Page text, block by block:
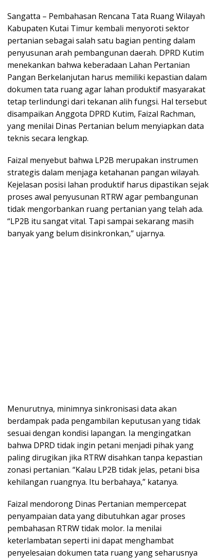
Sangatta – Pembahasan Rencana Tata Ruang Wilayah
Kabupaten Kutai Timur kembali menyoroti sektor
pertanian sebagai salah satu bagian penting dalam
penyusunan arah pembangunan daerah. DPRD Kutim
menekankan bahwa keberadaan Lahan Pertanian
Pangan Berkelanjutan harus memiliki kepastian dalam
dokumen tata ruang agar lahan produktif masyarakat
tetap terlindungi dari tekanan alih fungsi. Hal tersebut
disampaikan Anggota DPRD Kutim, Faizal Rachman,
yang menilai Dinas Pertanian belum menyiapkan data
teknis secara lengkap.
Faizal menyebut bahwa LP2B merupakan instrumen
strategis dalam menjaga ketahanan pangan wilayah.
Kejelasan posisi lahan produktif harus dipastikan sejak
proses awal penyusunan RTRW agar pembangunan
tidak mengorbankan ruang pertanian yang telah ada.
“LP2B itu sangat vital. Tapi sampai sekarang masih
banyak yang belum disinkronkan,” ujarnya.
Menurutnya, minimnya sinkronisasi data akan
berdampak pada pengambilan keputusan yang tidak
sesuai dengan kondisi lapangan. Ia mengingatkan
bahwa DPRD tidak ingin petani menjadi pihak yang
paling dirugikan jika RTRW disahkan tanpa kepastian
zonasi pertanian. “Kalau LP2B tidak jelas, petani bisa
kehilangan ruangnya. Itu berbahaya,” katanya.
Faizal mendorong Dinas Pertanian mempercepat
penyampaian data yang dibutuhkan agar proses
pembahasan RTRW tidak molor. Ia menilai
keterlambatan seperti ini dapat menghambat
penyelesaian dokumen tata ruang yang seharusnya